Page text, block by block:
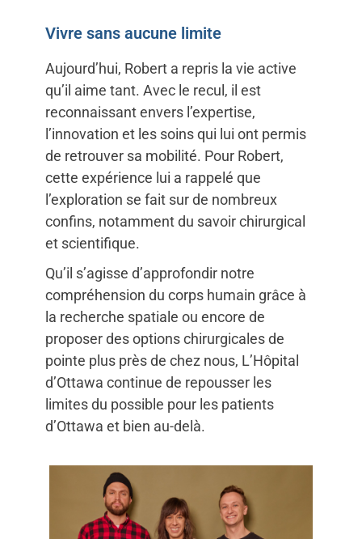
Vivre sans aucune limite
Aujourd’hui, Robert a repris la vie active
qu’il aime tant. Avec le recul, il est
reconnaissant envers l’expertise,
l’innovation et les soins qui lui ont permis
de retrouver sa mobilité. Pour Robert,
cette expérience lui a rappelé que
l’exploration se fait sur de nombreux
confins, notamment du savoir chirurgical
et scientifique.
Qu’il s’agisse d’approfondir notre
compréhension du corps humain grâce à
la recherche spatiale ou encore de
proposer des options chirurgicales de
pointe plus près de chez nous, L’Hôpital
d’Ottawa continue de repousser les
limites du possible pour les patients
d’Ottawa et bien au-delà.